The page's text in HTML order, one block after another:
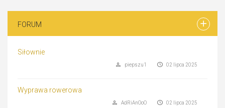
FORUM
Siłownie
02 lipca 2025
piepszu1
Wyprawa rowerowa
02 lipca 2025
AdRiAnOoO